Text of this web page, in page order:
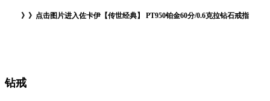
》》点击图片进入佐卡伊【传世经典】 PT950铂金60分/0.6克拉钻石戒指
钻戒